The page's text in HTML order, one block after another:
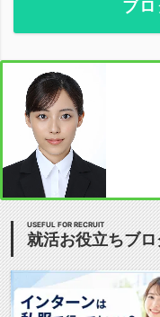
ブ
USEFUL FOR RECRUIT
就活お役立ちブロ